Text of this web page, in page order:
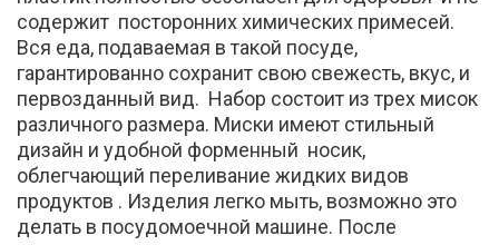
содержит посторонних химических примесей.
Вся еда, подаваемая в такой посуде,
гарантированно сохранит свою свежесть, вкус, и
первозданный вид. Набор состоит из трех мисок
различного размера. Миски имеют стильный
дизайн и удобной форменный носик,
облегчающий переливание жидких видов
продуктов . Изделия легко мыть, возможно это
делать в посудомоечной машине. После